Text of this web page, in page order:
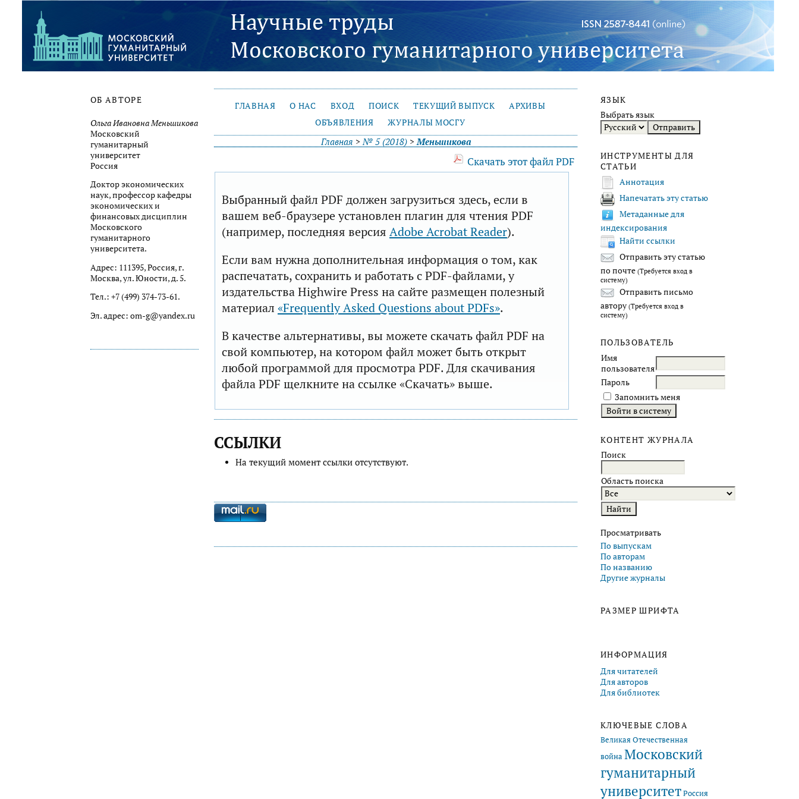
ОБ АВТОРЕ
Ольга Ивановна Меньшикова
Московский
гуманитарный
университет
Россия
Доктор экономических
наук, профессор кафедры
экономических и
финансовых дисциплин
Московского
гуманитарного
университета.
Адрес: 111395, Россия, г.
Москва, ул. Юности, д. 5.
Тел.: +7 (499) 374-73-61.
Эл. адрес: om-g@yandex.ru
ЯЗЫК
Выбрать язык
ИНСТРУМЕНТЫ ДЛЯ
СТАТЬИ
Аннотация
Напечатать эту статью
Метаданные для
индексирования
Найти ссылки
Отправить эту статью
по почте (Требуется вход в
систему)
Отправить письмо
автору (Требуется вход в
систему)
ПОЛЬЗОВАТЕЛЬ
Имя
пользователя
Пароль
Запомнить меня
КОНТЕНТ ЖУРНАЛА
Поиск
Область поиска
Просматривать
По выпускам
По авторам
По названию
Другие журналы
РАЗМЕР ШРИФТА
ИНФОРМАЦИЯ
Для читателей
Для авторов
Для библиотек
КЛЮЧЕВЫЕ СЛОВА
Великая Отечественная
войнаМосковский
гуманитарный
университетРоссия
ГЛАВНАЯ О НАС ВХОД ПОИСК ТЕКУЩИЙ ВЫПУСК
АРХИВЫ
ОБЪЯВЛЕНИЯ
ЖУРНАЛЫ МОСГУ
Главная >№ 5 (2018)>Меньшикова
Скачать этот файл PDF
Выбранный файл PDF должен загрузиться здесь, если в
вашем веб-браузере установлен плагин для чтения PDF
(например, последняя версия Adobe Acrobat Reader).
Если вам нужна дополнительная информация о том, как
распечатать, сохранить и работать с PDF-файлами, у
издательства Highwire Press на сайте размещен полезный
материал «Frequently Asked Questions about PDFs».
В качестве альтернативы, вы можете скачать файл PDF на
свой компьютер, на котором файл может быть открыт
любой программой для просмотра PDF. Для скачивания
файла PDF щелкните на ссылке «Скачать» выше.
ССЫЛКИ
На текущий момент ссылки отсутствуют.